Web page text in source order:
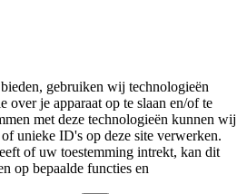
gebruiken wij technologieën
over je apparaat op te slaan en/of te
met deze technologieën kunnen wij
unieke ID's op deze site verwerken.
of uw toestemming intrekt, kan dit
op bepaalde functies en